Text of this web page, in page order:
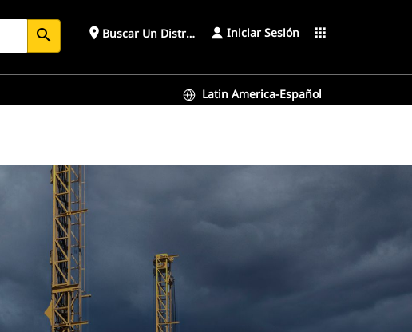
search place Buscar Un Distribuidor Iniciar Sesión apps
Latin America-Español